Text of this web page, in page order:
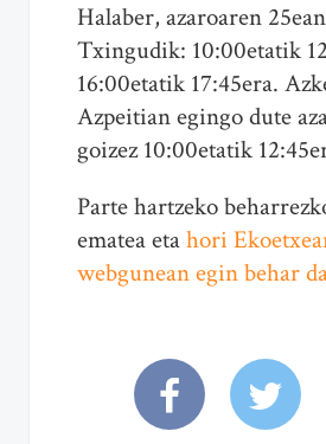
Halaber, azaroaren
Txingudik: 10:00etatik
16:00etatik 17:45era.
Azpeitian egingo dute
goizez 10:00etatik
Parte hartzeko
ematea etahori
webgunean egin behar